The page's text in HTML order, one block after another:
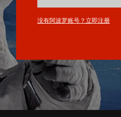
没有阿波罗账号？立即注册